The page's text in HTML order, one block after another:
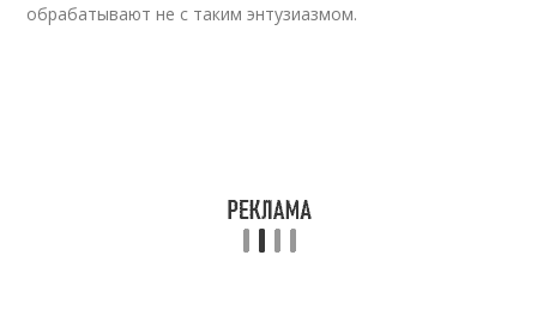
обрабатывают не с таким энтузиазмом.